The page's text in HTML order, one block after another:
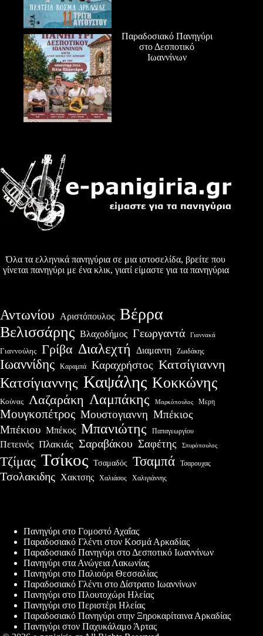
Παραδοσιακό Πανηγύρι
στο Δεσποτικό
Ιωαννίνων
Όλα τα ελληνικά πανηγύρια σε μια ιστοσελίδα, βρείτε που
γίνεται πανηγύρι με ένα κλικ, γιατί είμαστε για τα πανηγύρια
Αντωνίου Αριστόπουλος Βέρρα
Βελισσάρης Βλαχοδήμος Γεωργαντά Γιαννακά
Γιαννούλης Γρίβα Διαλεχτή Διαμαντη Ζωιδάκης
Ιωαννίδης Καραμπά Καραχρήστος Κατσίγιαννη
Κατσίγιαννης Καψάλης Κοκκώνης
Κούνας Λαζαράκη Λαμπάκης Μαρκόπουλος Μερη
Μουγκοπέτρος Μουστογιαννη Μπέκιος
Μπέκιου Μπέκος Μπανιώτης Παπαγεωργίου
Πετεινός Πλακιάς Σαραβάκου Σαφέτης Σπυρόπουλος
Τζίμας Τσίκος Τσαμαδός Τσαμπά Τσαρουχας
Τσολακιδης Χακτσης Χαλιάσος Χαλιγιάννης
Πανηγύρι στο Γομοστό Αχαΐας
Παραδοσιακό Γλέντι στον Κοσμά Αρκαδίας
Παραδοσιακό Πανηγύρι στο Δεσποτικό Ιωαννίνων
Πανηγύρι στα Ανώγεια Λακωνίας
Πανηγύρι στο Παλιούρι Θεσσαλίας
Παραδοσιακό Γλέντι στο Δίστρατο Ιωαννίνων
Πανηγύρι στο Πλουτοχώρι Ηλείας
Πανηγύρι στο Περιστέρι Ηλείας
Παραδοσιακό Πανηγύρι στην Ξηροκαρίταινα Αρκαδίας
Πανηγύρι στον Παχυκάλαμο Άρτας